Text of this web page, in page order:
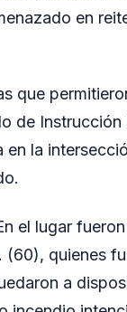
en
que
de Instrucción
en la
el lugar
(60), quienes
a